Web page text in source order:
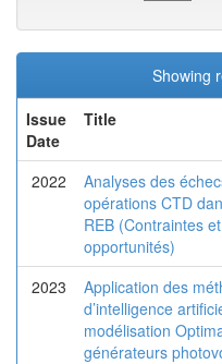
Showing
Issue
Date
Title
2022
Analyses des
opérations CTD
REB (Contraintes et
opportunités)
2023
Application des
d’intelligence
modélisation
générateurs